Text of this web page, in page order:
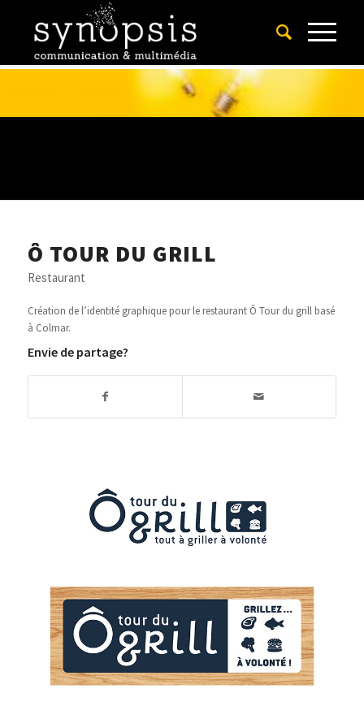
Ô TOUR DU GRILL
Restaurant
Création de l’identité graphique pour le restaurant Ô Tour du grill basé
à Colmar.
Envie de partage?